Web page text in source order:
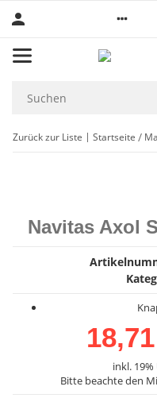
Zurück zur Liste Startseite
Navitas Axol
inkl. 19%
Bitte beachte den